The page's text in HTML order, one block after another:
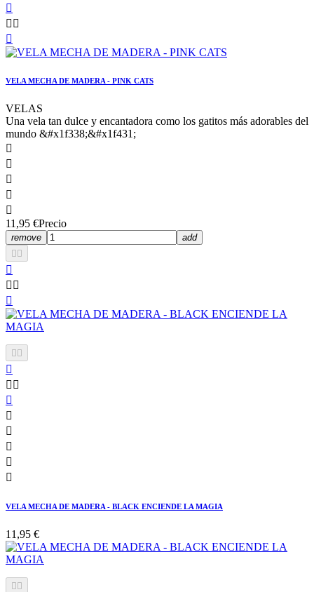

 

VELA MECHA DE MADERA - PINK CATS
VELAS
Una vela tan dulce y encantadora como los gatitos más adorables del
mundo &#x1f338;&#x1f431;





11,95 €Precio
remove
add
 

 

 

 






VELA MECHA DE MADERA - BLACK ENCIENDE LA MAGIA
11,95 €
 